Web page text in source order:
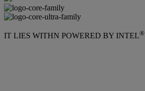
IT LIES WITHN POWERED BY INTEL®